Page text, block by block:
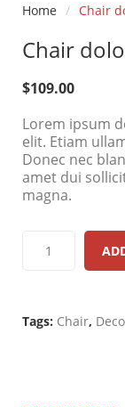
Home / Chair
Chair
$109.00
Lorem ipsum
elit. Etiam
Donec nec
amet dui
magna.
Tags: Chair,